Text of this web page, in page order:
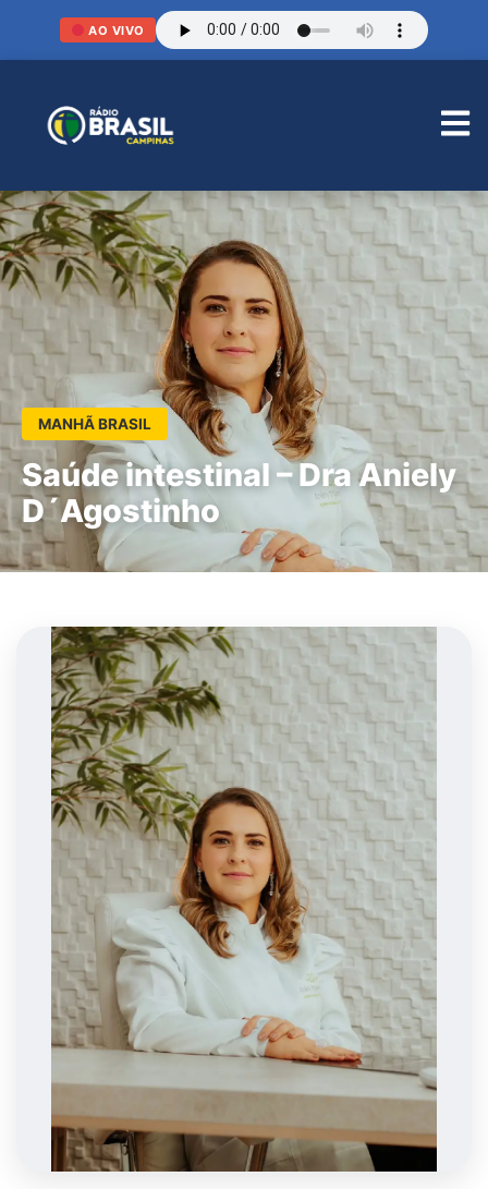
AO VIVO
MANHÃ BRASIL
Saúde intestinal – Dra Aniely
D´Agostinho